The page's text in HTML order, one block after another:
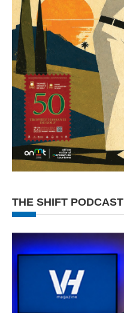
THE SHIFT PODCAST